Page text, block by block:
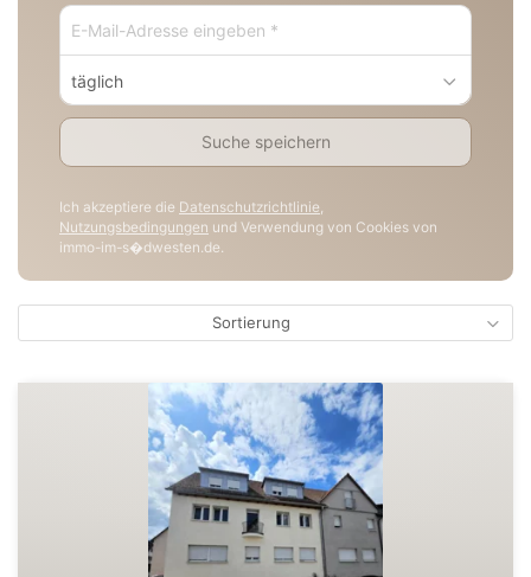
täglich
Suche speichern
Ich akzeptiere die Datenschutzrichtlinie,
Nutzungsbedingungen und Verwendung von Cookies von
immo-im-s�dwesten.de.
Sortierung